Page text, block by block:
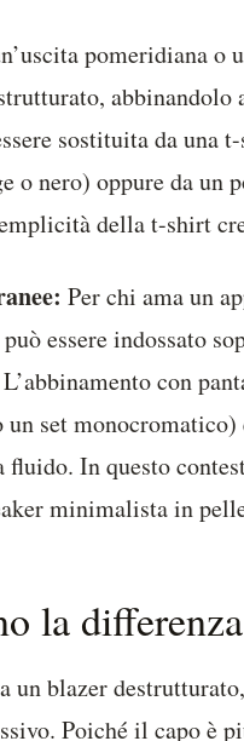
pomeridiana o
abbinandolo
sostituita da
o nero) oppure da un
della t-shirt
Per chi ama un
essere indossato
con
set
In questo
minimalista in
la differenza
un blazer
Poiché il capo è